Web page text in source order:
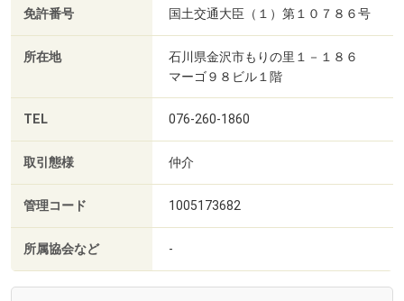
免許番号 国土交通大臣（１）第１０７８６号
所在地
石川県金沢市もりの里１－１８６
マーゴ９８ビル１階
TEL 076-260-1860
取引態様 仲介
管理コード 1005173682
所属協会など -